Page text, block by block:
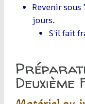
Revenir
jours.
S’il fait